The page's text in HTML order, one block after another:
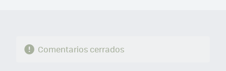
Comentarios cerrados